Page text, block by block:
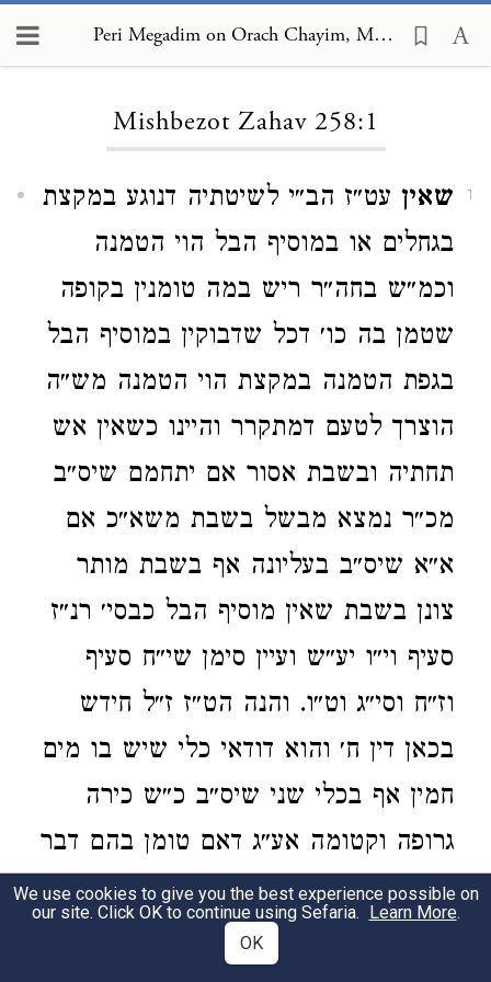
Peri Megadim on Orach Chayim, Mishbezot Zahav 258:1
Mishbezot Zahav 258:1
1 שאין עט״ז הב״י לשיטתיה דנוגע במקצת
בגחלים או במוסיף הבל הוי הטמנה
וכמ״ש בחה״ר ריש במה טומנין בקופה
שטמן בה כו׳ דכל שדבוקין במוסיף הבל
בגפת הטמנה במקצת הוי הטמנה מש״ה
הוצרך לטעם דמתקרר והיינו כשאין אש
תחתיה ובשבת אסור אם יתחמם שיס״ב
מכ״ר נמצא מבשל בשבת משא״כ אם
א״א שיס״ב בעליונה אף בשבת מותר
צונן בשבת שאין מוסיף הבל כבסי׳ רנ״ז
סעיף וי״ו יע״ש ועיין סימן שי״ח סעיף
וז״ח וסי״ג וט״ו. והנה הט״ז ז״ל חידש
בכאן דין ח׳ והוא דודאי כלי שיש בו מים
חמין אף בכלי שני שיס״ב כ״ש כירה
גרופה וקטומה אע״ג דאם טומן בהם דבר
מה לזמן מרובה לשעה או שתים לא הוי
כמטמין במוסיף ~הכל~{הבל} דהא
We use cookies to give you the best experience possible on
our site. Click OK to continue using Sefaria. Learn More.
OK